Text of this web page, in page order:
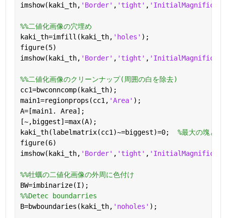
imshow(kaki_th, 'Border' , 'tight' ,
%%二値化画像の穴埋め
kaki_th=imfill(kaki_th, 'holes' );
figure(5)
imshow(kaki_th, 'Border' , 'tight' ,
%%二値化画像のクリーンナップ(周囲の白を除去)
cc1=bwconncomp(kaki_th);
main1=regionprops(cc1, 'Area' );
A=[main1. Area];
[~,biggest]=max(A);
kaki_th(labelmatrix(cc1)~=biggest)=0; %最大の塊と
figure(6)
imshow(kaki_th, 'Border' , 'tight' ,
%%牡蠣の二値化画像の外周に色付け
BW=imbinarize(I);
%%Detec boundarries
B=bwboundaries(kaki_th, 'noholes' );